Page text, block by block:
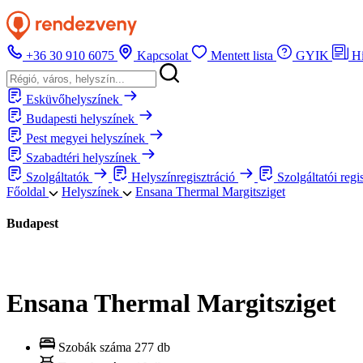
+36 30 910 6075 Kapcsolat Mentett lista GYIK
Esküvőhelyszínek
Budapesti helyszínek
Pest megyei helyszínek
Szabadtéri helyszínek
Szolgáltatók
Helyszínregisztráció Szolgáltatói
Főoldal
Helyszínek Ensana Thermal Margitsziget
Budapest
Ensana Thermal Margitsziget
Szobák száma 277 db